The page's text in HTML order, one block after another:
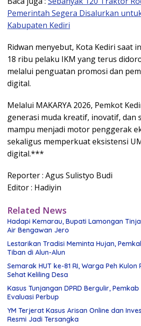
Pemerintah Segera Disalurkan
Kabupaten Kediri
Ridwan menyebut, Kota Kediri saat
18 ribu pelaku IKM yang terus
melalui penguatan promosi dan
digital.
Melalui MAKARYA 2026, Pemkot
generasi muda kreatif, inovatif, dan
mampu menjadi motor penggerak
sekaligus memperkuat eksistensi
digital.***
Reporter : Agus Sulistyo Budi
Editor : Hadiyin
Related News
Hadapi Kemarau, Bupati Lamongan
Air Bengawan Jero
Lestarikan Tradisi Meminta Hujan,
Tiban di Alun-Alun
Semarak HUT ke-81 RI, Warga Peh
Sehat Keliling Desa
Kasus Tunjangan DPRD Bergulir,
Evaluasi Perbup
YM Terjerat Kasus Arisan Online dan
Resmi Jadi Tersangka